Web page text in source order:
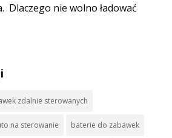
Dlaczego nie wolno ładować
zdalnie sterowanych
na sterowanie baterie do zabawek